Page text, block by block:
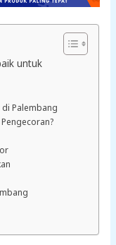
untuk
Palembang